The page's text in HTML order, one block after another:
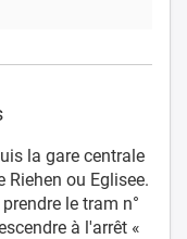
la gare centrale
Riehen ou Eglisee.
le tram n°
à l'arrêt «